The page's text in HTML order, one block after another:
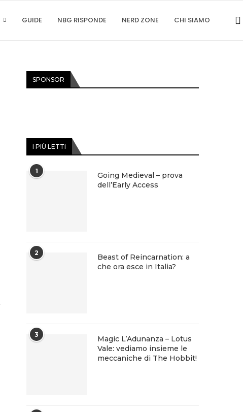
GUIDE NBG RISPONDE NERD ZONE CHI SIAMO
SPONSOR
I PIÙ LETTI
1
Going Medieval – prova
dell’Early Access
2
Beast of Reincarnation: a
che ora esce in Italia?
3
Magic L’Adunanza – Lotus
Vale: vediamo insieme le
meccaniche di The Hobbit!